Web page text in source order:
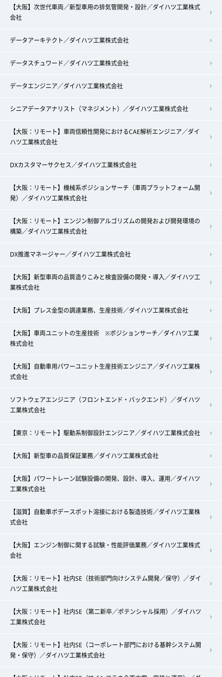
【大阪】次世代車両／新型車用の排気管開発・設計／ダイハツ工業株式
会社
データアーキテクト／ダイハツ工業株式会社
データスチュワード／ダイハツ工業株式会社
データエンジニア／ダイハツ工業株式会社
シニアデータアナリスト（マネジメント）／ダイハツ工業株式会社
【大阪：リモート】車両信頼性開発におけるCAE解析エンジニア／ダイ
ハツ工業株式会社
DXカスタマーサクセス／ダイハツ工業株式会社
【大阪：リモート】機械系ポジションサーチ（車両プラットフォーム開
発）／ダイハツ工業株式会社
【大阪：リモート】エンジン制御アルゴリズムの開発および開発環境の
構築／ダイハツ工業株式会社
DX推進マネージャー／ダイハツ工業株式会社
【大阪】新型車両の品質造りこみと検査設備の開発・導入／ダイハツ工
業株式会社
【大阪】プレス金型の調達業務、生産技術／ダイハツ工業株式会社
【大阪】車両ユニットの生産技術 ※ポジションサーチ／ダイハツ工業
株式会社
【大阪】自動車用パワーユニット生産技術エンジニア／ダイハツ工業株
式会社
ソフトウェアエンジニア（フロントエンド・バックエンド）／ダイハツ
工業株式会社
【東京：リモート】駆動系制御設計エンジニア／ダイハツ工業株式会社
【大阪】新型車の品質保証業務／ダイハツ工業株式会社
【大阪】パワートレーン試験設備の開発、設計、導入、運用／ダイハツ
工業株式会社
【滋賀】自動車ボデースポット溶接における製造技術／ダイハツ工業株
式会社
【大阪】エンジン制御に関する試験・性能評価業務／ダイハツ工業株式
会社
【大阪：リモート】社内SE（技術部門向けシステム開発／保守）／ダイ
ハツ工業株式会社
【大阪：リモート】社内SE（第二新卒／ポテンシャル採用）／ダイハツ
工業株式会社
【大阪：リモート】社内SE（コーポレート部門における基幹システム開
発・保守）／ダイハツ工業株式会社